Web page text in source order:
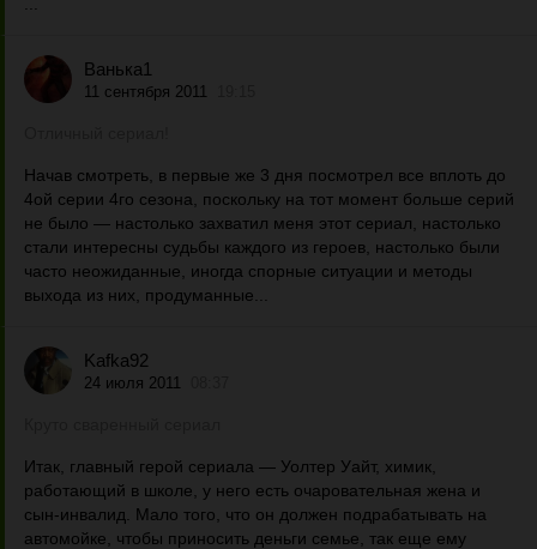
Ванька1
11 сентября 2011
Начав смотреть, в первые же 3 дня посмотрел все вплоть до
4ой серии 4го сезона, поскольку на тот момент больше серий
не было — настолько захватил меня этот сериал, настолько
стали интересны судьбы каждого из героев, настолько были
часто неожиданные, иногда спорные ситуации и методы
выхода из них, продуманные...
Kafka92
24 июля 2011
Итак, главный герой сериала — Уолтер Уайт, химик,
работающий в школе, у него есть очаровательная жена и
сын-инвалид. Мало того, что он должен подрабатывать на
автомойке, чтобы приносить деньги семье, так еще ему